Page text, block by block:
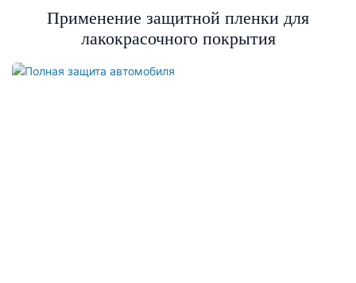
Применение защитной пленки для
лакокрасочного покрытия